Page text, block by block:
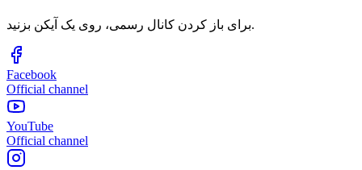
برای باز کردن کانال رسمی، روی یک آیکن بزنید.
Facebook
Official channel
YouTube
Official channel